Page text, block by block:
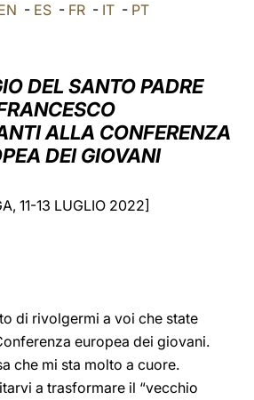
العربيّة
中文
LATINE
- ES - FR - IT - PT
DEL SANTO PADRE
ALLA CONFERENZA
DEI GIOVANI
11-13 LUGLIO 2022]
di rivolgermi a voi che state
europea dei giovani.
che mi sta molto a cuore.
a trasformare il “vecchio